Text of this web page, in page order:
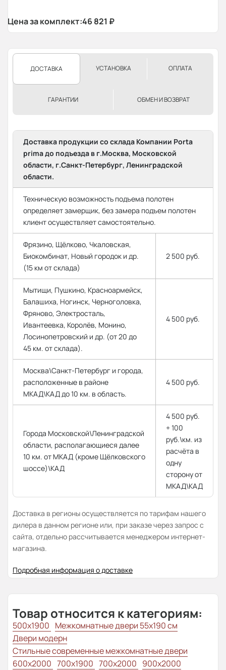
Цена за комплект:46 821 ₽
ДОСТАВКА УСТАНОВКА ОПЛАТА
ГАРАНТИИ ОБМЕН И ВОЗВРАТ
Доставка продукции со склада Компании Porta
prima до подъезда в г.Москва, Московской
области, г.Санкт-Петербург, Ленинградской
области.
Техническую возможность подъема полотен
определяет замерщик, без замера подъем полотен
клиент осуществляет самостоятельно.
Фрязино, Щёлково, Чкаловская,
Биокомбинат, Новый городок и др.
(15 км от склада)
2 500 руб.
Мытищи, Пушкино, Красноармейск,
Балашиха, Ногинск, Черноголовка,
Фряново, Электросталь,
Ивантеевка, Королёв, Монино,
Лосинопетровский и др. (от 20 до
45 км. от склада).
4 500 руб.
Москва\Санкт-Петербург и города,
расположенные в районе
МКАД\КАД до 10 км. в область.
4 500 руб.
Города Московской\Ленинградской
области, располагающиеся далее
10 км. от МКАД (кроме Щёлковского
шоссе)\КАД
4 500 руб.
+ 100
руб.\км. из
расчёта в
одну
сторону от
МКАД\КАД
Доставка в регионы осуществляется по тарифам нашего
дилера в данном регионе или, при заказе через запрос с
сайта, отдельно рассчитывается менеджером интернет-
магазина.
Подробная информация о доставке
Товар относится к категориям:
500x1900 Межкомнатные двери 55х190 см
Двери модерн
Стильные современные межкомнатные двери
600x2000 700x1900 700x2000 900x2000